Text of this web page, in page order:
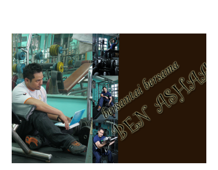
tanya sapa-sapa pun masa tu.. bila fikir-fikirkan balik terasa
jugak masa alahai teruknya kami sebagai ibubapa.. dan kami
terasa jugak semakin teruk bila abg long dah masuk 2 tahun
kat salah satu tadika swasta ni.. tapi nampaknya kenal huruf
pun tak tau.. pengsan aku bila ingat balik.. aku mula fikir
mungkin sebab abg long sendiri jenis budak yang ada
masalah dyslexia.. tapi minor la.. nanti la aku cerita pasal
dyslexia tu.. lepas tu kami buat keputusan pu...